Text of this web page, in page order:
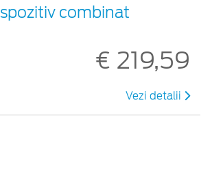
combinat
€ 219,59
Vezi detalii